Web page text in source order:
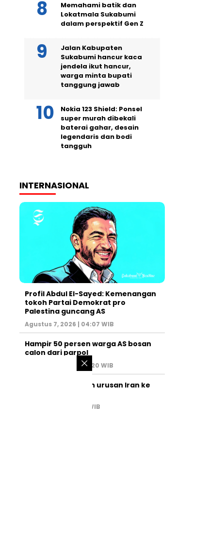
Memahami batik dan
Lokatmala Sukabumi
dalam perspektif Gen Z
Jalan Kabupaten
Sukabumi hancur kaca
jendela ikut hancur,
warga minta bupati
tanggung jawab
Nokia 123 Shield: Ponsel
super murah dibekali
baterai gahar, desain
legendaris dan bodi
tangguh
INTERNASIONAL
Profil Abdul El-Sayed: Kemenangan
tokoh Partai Demokrat pro
Palestina guncang AS
Agustus 7, 2026 | 04:07 WIB
Hampir 50 persen warga AS bosan
calon dari parpol
Agustus 6, 2026 | 07:20 WIB
PM Israel serahkan urusan Iran ke
Juli 31, 2026 | 02:47 WIB